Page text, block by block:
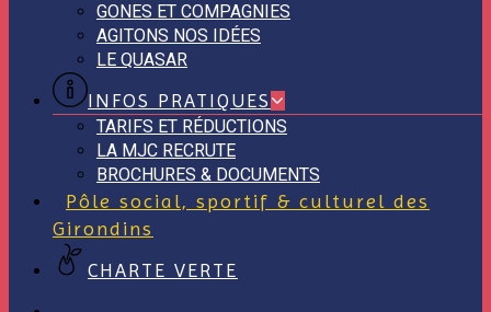
GONES ET COMPAGNIES
AGITONS NOS IDÉES
LE QUASAR
INFOS PRATIQUES
TARIFS ET RÉDUCTIONS
LA MJC RECRUTE
BROCHURES & DOCUMENTS
Pôle social, sportif & culturel des
Girondins
CHARTE VERTE